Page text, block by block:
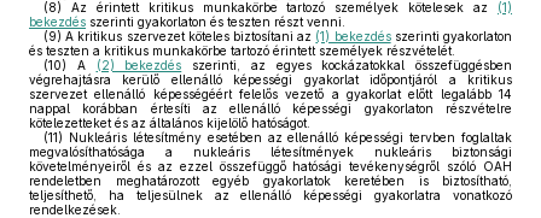
(8) Az érintett kritikus munkakörbe tartozó személyek kötelesek az (1)
bekezdés szerinti gyakorlaton és teszten részt venni.
(9) A kritikus szervezet köteles biztosítani az (1) bekezdésszerinti gyakorlaton
és teszten a kritikus munkakörbe tartozó érintett személyek részvételét.
(10) A (2) bekezdés szerinti, az egyes kockázatokkal összefüggésben
végrehajtásra kerülő ellenálló képességi gyakorlat időpontjáról a kritikus
szervezet ellenálló képességéért felelős vezető a gyakorlat előtt legalább 14
nappal korábban értesíti az ellenálló képességi gyakorlaton részvételre
kötelezetteket és az általános kijelölő hatóságot.
(11) Nukleáris létesítmény esetében az ellenálló képességi tervben foglaltak
megvalósíthatósága a nukleáris létesítmények nukleáris biztonsági
követelményeiről és az ezzel összefüggő hatósági tevékenységről szóló OAH
rendeletben meghatározott egyéb gyakorlatok keretében is biztosítható,
teljesíthető, ha teljesülnek az ellenálló képességi gyakorlatra vonatkozó
rendelkezések.